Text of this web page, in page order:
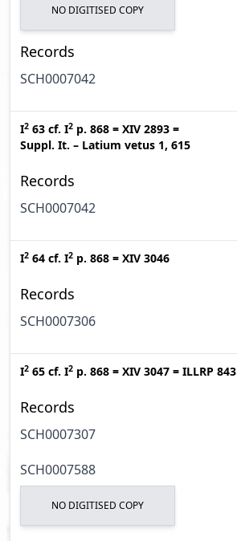
NO DIGITISED COPY
Records
SCH0007042
I2 63 cf. I2 p. 868 = XIV 2893 =
Suppl. It. – Latium vetus 1, 615
Records
SCH0007042
I2 64 cf. I2 p. 868 = XIV 3046
Records
SCH0007306
I2 65 cf. I2 p. 868 = XIV 3047 = ILLRP 843
Records
SCH0007307
SCH0007588
NO DIGITISED COPY